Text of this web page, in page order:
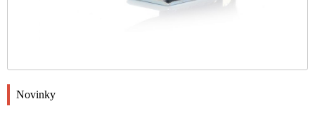
Novinky